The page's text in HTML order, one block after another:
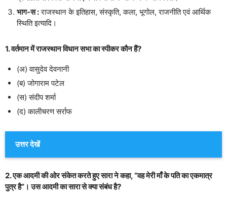
भाग-स :राजस्थान के इतिहास, संस्कृति, कला, भूगोल, राजनीति एवं आर्थिक
स्थिति इत्यादि।
1. वर्तमान में राजस्थान विधान सभा का स्पीकर कौन हैं?
(अ) वासुदेव देवनानी
(ब) जोगाराम पटेल
(स) संदीप शर्मा
(द) कालीचरण सर्राफ
उत्तर देखें
2. एक आदमी की ओर संकेत करते हुए सारा ने कहा, “वह मेरी माँ के पति का एकमात्र
पुत्र है”। उस आदमी का सारा से क्या संबंध है?